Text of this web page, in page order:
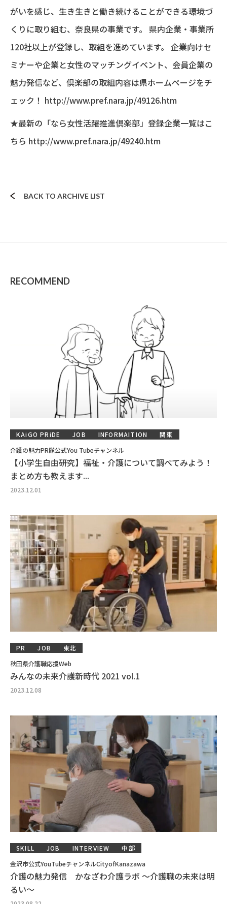
がいを感じ、生き生きと働き続けることができる環境づ
くりに取り組む、奈良県の事業です。 県内企業・事業所
120社以上が登録し、取組を進めています。 企業向けセ
ミナーや企業と女性のマッチングイベント、会員企業の
魅力発信など、倶楽部の取組内容は県ホームページをチ
ェック！ http://www.pref.nara.jp/49126.htm
★最新の「なら女性活躍推進倶楽部」登録企業一覧はこ
ちら http://www.pref.nara.jp/49240.htm
BACK TO ARCHIVE LIST
RECOMMEND
KAiGO PRiDE JOB INFORMAITION
関東
介護の魅力PR隊公式You Tubeチャンネル
【小学生自由研究】福祉・介護について調べてみよう！
まとめ方も教えます...
2023.12.01
PR JOB
東北
秋田県介護職応援Web
みんなの未来介護新時代 2021 vol.1
2023.12.08
SKILL JOB INTERVIEW
中部
金沢市公式YouTubeチャンネルCityofKanazawa
介護の魅力発信 かなざわ介護ラボ ～介護職の未来は明
るい～